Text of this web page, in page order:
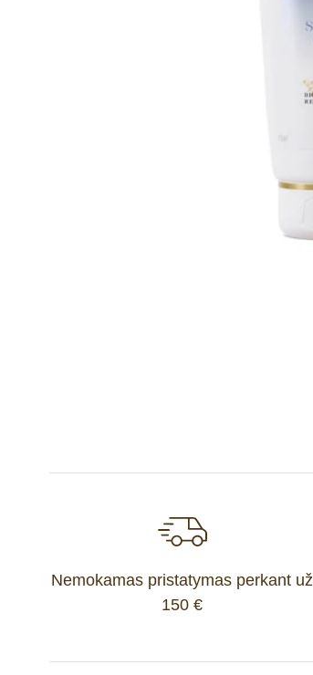
Nemokamas pristatymas perkant už
150 €